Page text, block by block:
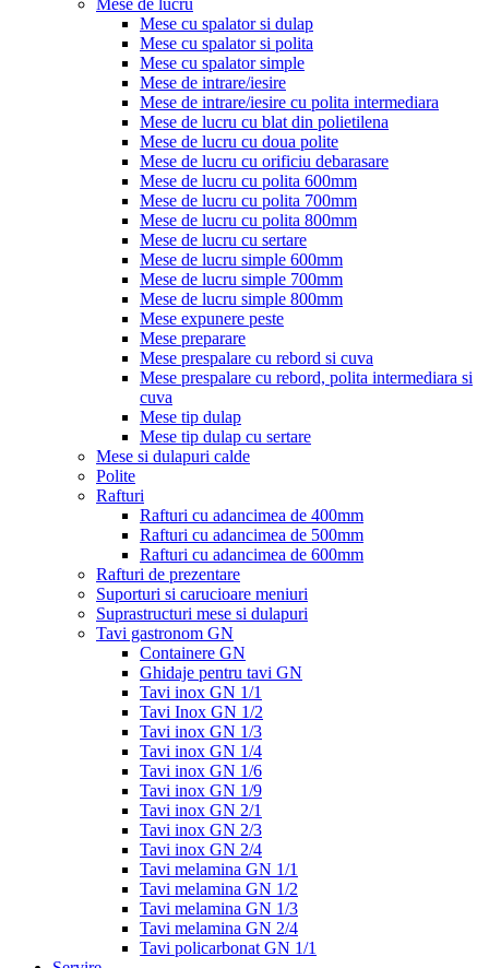
Mese de lucru
Mese cu spalator si dulap
Mese cu spalator si polita
Mese cu spalator simple
Mese de intrare/iesire
Mese de intrare/iesire cu polita intermediara
Mese de lucru cu blat din polietilena
Mese de lucru cu doua polite
Mese de lucru cu orificiu debarasare
Mese de lucru cu polita 600mm
Mese de lucru cu polita 700mm
Mese de lucru cu polita 800mm
Mese de lucru cu sertare
Mese de lucru simple 600mm
Mese de lucru simple 700mm
Mese de lucru simple 800mm
Mese expunere peste
Mese preparare
Mese prespalare cu rebord si cuva
Mese prespalare cu rebord, polita intermediara si
cuva
Mese tip dulap
Mese tip dulap cu sertare
Mese si dulapuri calde
Polite
Rafturi
Rafturi cu adancimea de 400mm
Rafturi cu adancimea de 500mm
Rafturi cu adancimea de 600mm
Rafturi de prezentare
Suporturi si carucioare meniuri
Suprastructuri mese si dulapuri
Tavi gastronom GN
Containere GN
Ghidaje pentru tavi GN
Tavi inox GN 1/1
Tavi Inox GN 1/2
Tavi inox GN 1/3
Tavi inox GN 1/4
Tavi inox GN 1/6
Tavi inox GN 1/9
Tavi inox GN 2/1
Tavi inox GN 2/3
Tavi inox GN 2/4
Tavi melamina GN 1/1
Tavi melamina GN 1/2
Tavi melamina GN 1/3
Tavi melamina GN 2/4
Tavi policarbonat GN 1/1